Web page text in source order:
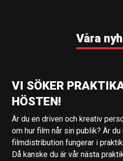
Våra
VI SÖKER
HÖSTEN!
Är du en driven och kreativ
om hur film når sin publik? Är du
filmdistribution fungerar i
Då kanske du är vår nästa